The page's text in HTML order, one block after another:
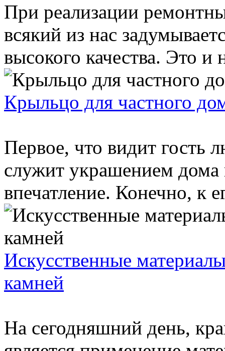
При реализации
всякий из нас
высокого качества. Это и
Крыльцо для частного
Первое, что видит гость
служит украшением дома
впечатление. Конечно, к
Искусственные
камней
На сегодняшний день,